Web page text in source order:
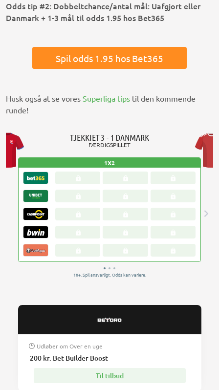
Odds tip #2: Dobbeltchance/antal mål: Uafgjort eller
Danmark + 1-3 mål til odds 1.95 hos Bet365
Spil odds 1.95 hos Bet365
Husk også at se vores Superliga tips til den kommende
runde!
Udløber omOver en uge
200 kr. Bet Builder Boost
Til tilbud